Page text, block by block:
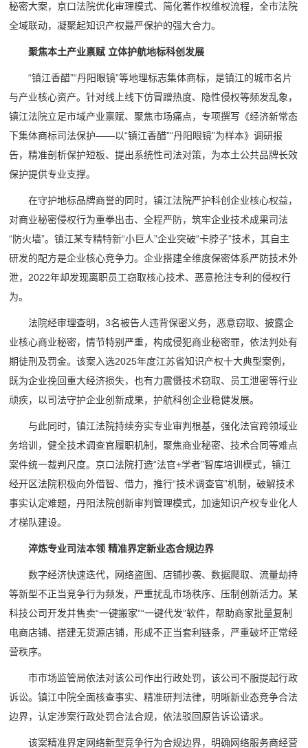
秘密大案，京口法院优化审理模式、简化著作权维权流程，全市法院
全域联动，凝聚起知识产权最严保护的强大合力。
聚焦本土产业禀赋 立体护航地标科创发展
“镇江香醋”“丹阳眼镜”等地理标志集体商标，是镇江的城市名片
与产业核心资产。针对线上线下仿冒蹭热度、隐性侵权等频发乱象，
镇江法院立足市域产业禀赋、聚焦市场痛点，专项撰写《经济新常态
下集体商标司法保护——以“镇江香醋”“丹阳眼镜”为样本》调研报
告，精准剖析保护短板、提出系统性司法对策，为本土公共品牌长效
保护提供专业支撑。
在守护地标品牌商誉的同时，镇江法院严护科创企业核心权益，
对商业秘密侵权行为重拳出击、全程严防，筑牢企业技术成果司法
“防火墙”。镇江某专精特新“小巨人”企业突破“卡脖子”技术，其自主
研发的配方是企业核心竞争力。企业搭建全维度保密体系严防技术外
泄，2022年却发现离职员工窃取核心技术、恶意抢注专利的侵权行
为。
法院经审理查明，3名被告人违背保密义务，恶意窃取、披露企
业核心商业秘密，情节特别严重，构成侵犯商业秘密罪，依法判处有
期徒刑及罚金。该案入选2025年度江苏省知识产权十大典型案例，
既为企业挽回重大经济损失，也有力震慑技术窃取、员工泄密等行业
顽疾，以司法守护企业创新成果，护航科创企业稳健发展。
与此同时，镇江法院持续夯实专业审判根基，强化法官跨领域业
务培训，健全技术调查官履职机制，聚焦商业秘密、技术合同等难点
案件统一裁判尺度。京口法院打造“法官+学者”智库培训模式，镇江
经开区法院积极向外借智、借力，推行“技术调查官”机制，破解技术
事实认定难题，丹阳法院创新审判管理模式，加速知识产权专业化人
才梯队建设。
淬炼专业司法本领 精准界定新业态合规边界
数字经济快速迭代，网络盗图、店铺抄袭、数据爬取、流量劫持
等新型不正当竞争行为频发，严重扰乱市场秩序、压制创新活力。某
科技公司开发并售卖“一键搬家”“一键代发”软件，帮助商家批量复制
电商店铺、搭建无货源店铺，形成不正当套利链条，严重破坏正常经
营秩序。
市市场监管局依法对该公司作出行政处罚，该公司不服提起行政
诉讼。镇江中院全面核查事实、精准研判法律，明晰新业态竞争合法
边界，认定涉案行政处罚合法合规，依法驳回原告诉讼请求。
该案精准界定网络新型竞争行为合规边界，明确网络服务商经营